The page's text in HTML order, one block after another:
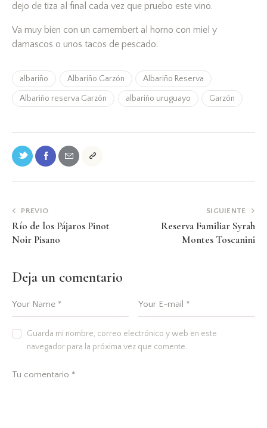
dejo de tiza al final cada vez que pruebo este vino.
Va muy bien con un camembert al horno con miel y
damascos o unos tacos de pescado.
albariño Albariño Garzón Albariño Reserva
Albariño reserva Garzón albariño uruguayo Garzón
PREVIO
Río de los Pájaros Pinot
Noir Pisano
SIGUIENTE
Reserva Familiar Syrah
Montes Toscanini
Deja un comentario
Guarda mi nombre, correo electrónico y web en este
navegador para la próxima vez que comente.